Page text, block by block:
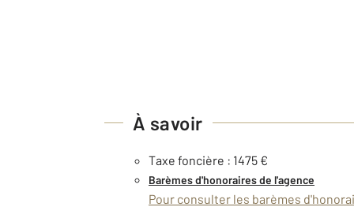
À savoir
Taxe foncière : 1475 €
Barèmes d'honoraires de l'agence
Pour consulter les barèmes